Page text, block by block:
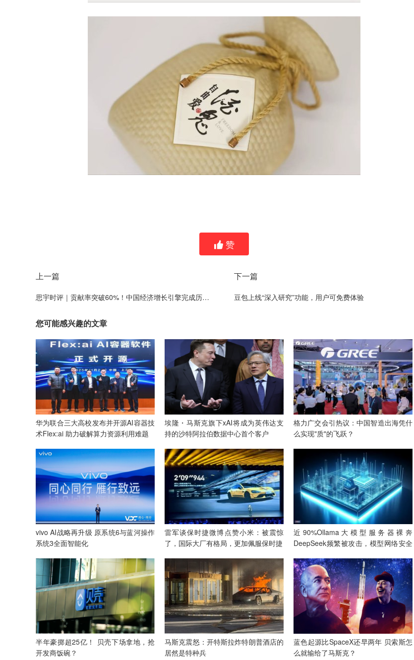
赞
上一篇
思宇时评｜贡献率突破60%！中国经济增长引擎完成历史性"换挡"
下一篇
豆包上线“深入研究”功能，用户可免费体验
您可能感兴趣的文章
华为联合三大高校发布并开源AI容器技
术Flex:ai 助力破解算力资源利用难题
埃隆・马斯克旗下xAI将成为英伟达支
持的沙特阿拉伯数据中心首个客户
格力广交会引热议：中国智造出海凭什
么实现"质"的飞跃？
vivo AI战略再升级 原系统6与蓝河操作
系统3全面智能化
雷军谈保时捷微博点赞小米：被震惊
了，国际大厂有格局，更加佩服保时捷
近90%Ollama大模型服务器裸奔
DeepSeek频繁被攻击，模型网络安全
半年豪掷超25亿！ 贝壳下场拿地，抢
开发商饭碗？
马斯克震怒：开特斯拉炸特朗普酒店的
居然是特种兵
蓝色起源比SpaceX还早两年 贝索斯怎
么就输给了马斯克？